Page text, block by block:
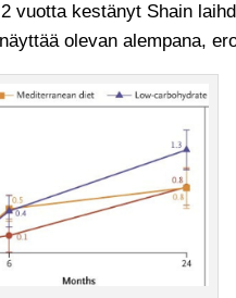
vuotta kestänyt Shain
olevan alempana,